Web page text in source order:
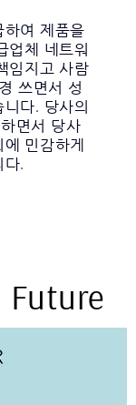
여 제품을
업체 네트워
임지고 사람
쓰면서 성
다. 당사의
면서 당사
민감하게
다.
Future